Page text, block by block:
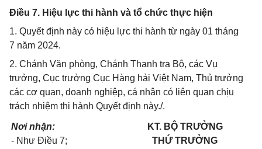
Điều 7. Hiệu lực thi hành và tổ chức thực hiện
1. Quyết định này có hiệu lực thi hành từ ngày 01 tháng
7 năm 2024.
2. Chánh Văn phòng, Chánh Thanh tra Bộ, các Vụ
trưởng, Cục trưởng Cục Hàng hải Việt Nam, Thủ trưởng
các cơ quan, doanh nghiệp, cá nhân có liên quan chịu
trách nhiệm thi hành Quyết định này./.
Nơi nhận:
- Như Điều 7;
KT. BỘ TRƯỞNG
THỨ TRƯỞNG